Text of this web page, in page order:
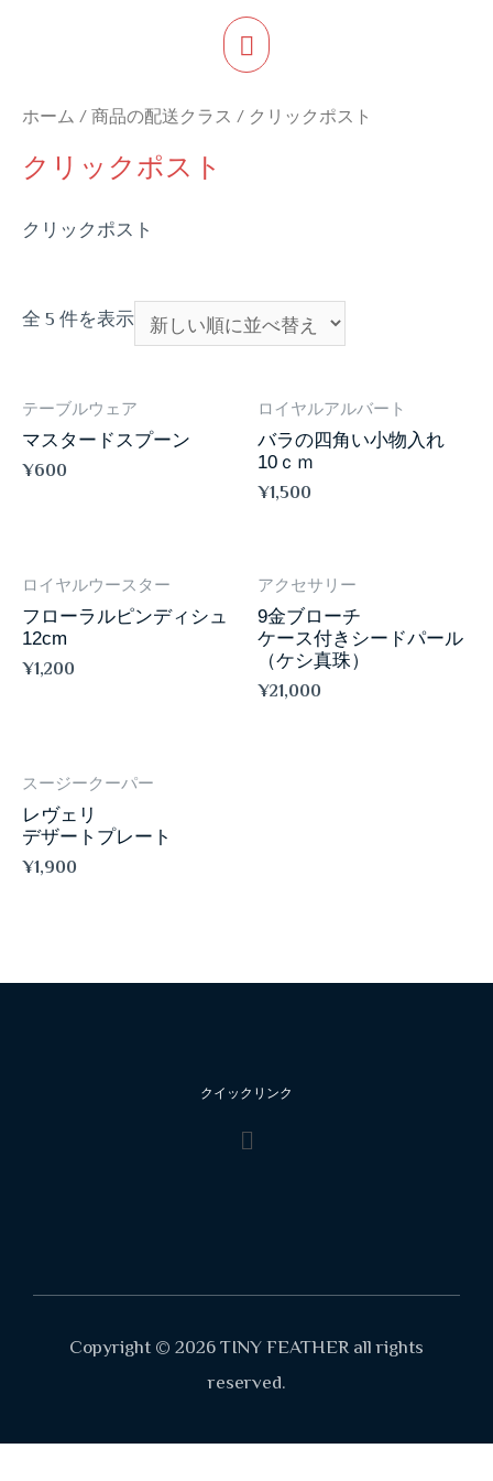
ホーム / 商品の配送クラス / クリックポスト
クリックポスト
クリックポスト
全 5 件を表示
テーブルウェア
マスタードスプーン
¥600
ロイヤルアルバート
バラの四角い小物入れ
10ｃｍ
¥1,500
ロイヤルウースター
フローラルピンディシュ
12cm
¥1,200
アクセサリー
9金ブローチ
ケース付きシードパール
（ケシ真珠）
¥21,000
スージークーパー
レヴェリ
デザートプレート
¥1,900
クイックリンク
Copyright © 2026 TINY FEATHER all rights
reserved.